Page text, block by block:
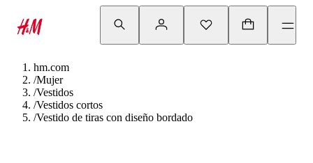
hm.com
/Mujer
/Vestidos
/Vestidos cortos
/Vestido de tiras con diseño bordado